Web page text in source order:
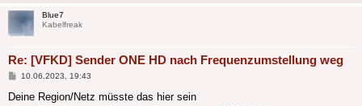
Blue7
Kabelfreak
Re: [VFKD] Sender ONE HD nach Frequenzumstellung weg
Beitrag
10.06.2023, 19:43
Deine Region/Netz müsste das hier sein